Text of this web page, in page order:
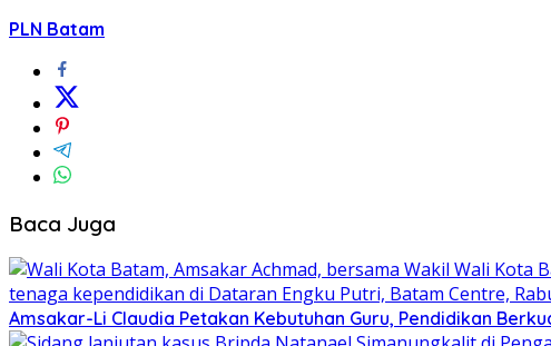
PLN Batam
Baca Juga
Amsakar-Li Claudia Petakan Kebutuhan Guru, Pendidikan